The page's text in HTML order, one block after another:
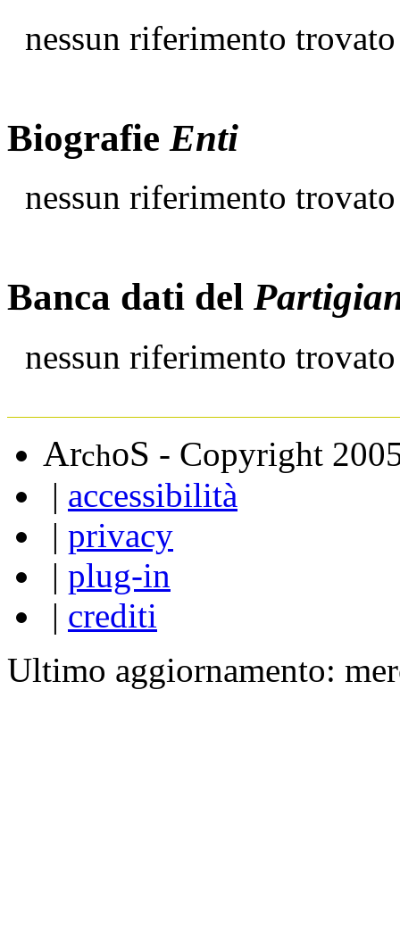
nessun riferimento trovato
Biografie Enti
nessun riferimento trovato
Banca dati del
nessun riferimento trovato
ArchoS - Copyright
| accessibilità
| privacy
| plug-in
| crediti
Ultimo aggiornamento: